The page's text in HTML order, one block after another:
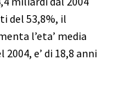
del 53,8%, il
l’eta’ media
e’ di 18,8 anni